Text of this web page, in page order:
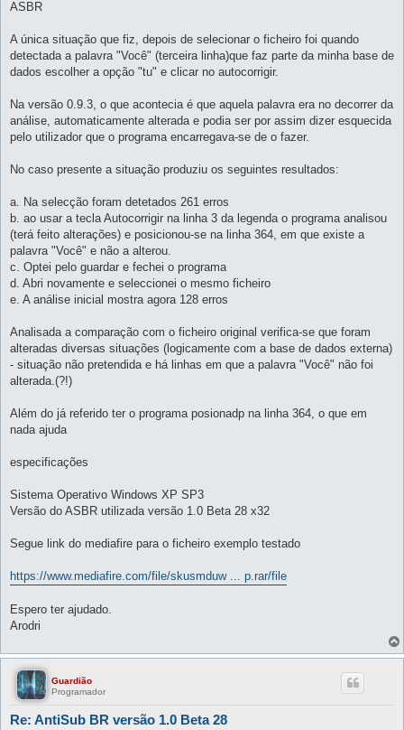
ASBR
A única situação que fiz, depois de selecionar o ficheiro foi quando
detectada a palavra "Você" (terceira linha)que faz parte da minha base de
dados escolher a opção "tu" e clicar no autocorrigir.
Na versão 0.9.3, o que acontecia é que aquela palavra era no decorrer da
análise, automaticamente alterada e podia ser por assim dizer esquecida
pelo utilizador que o programa encarregava-se de o fazer.
No caso presente a situação produziu os seguintes resultados:
a. Na selecção foram detetados 261 erros
b. ao usar a tecla Autocorrigir na linha 3 da legenda o programa analisou
(terá feito alterações) e posicionou-se na linha 364, em que existe a
palavra "Você" e não a alterou.
c. Optei pelo guardar e fechei o programa
d. Abri novamente e seleccionei o mesmo ficheiro
e. A análise inicial mostra agora 128 erros
Analisada a comparação com o ficheiro original verifica-se que foram
alteradas diversas situações (logicamente com a base de dados externa)
- situação não pretendida e há linhas em que a palavra "Você" não foi
alterada.(?!)
Além do já referido ter o programa posionadp na linha 364, o que em
nada ajuda
especificações
Sistema Operativo Windows XP SP3
Versão do ASBR utilizada versão 1.0 Beta 28 x32
Segue link do mediafire para o ficheiro exemplo testado
https://www.mediafire.com/file/skusmduw ... p.rar/file
Espero ter ajudado.
Arodri
Guardião
Programador
Re: AntiSub BR versão 1.0 Beta 28